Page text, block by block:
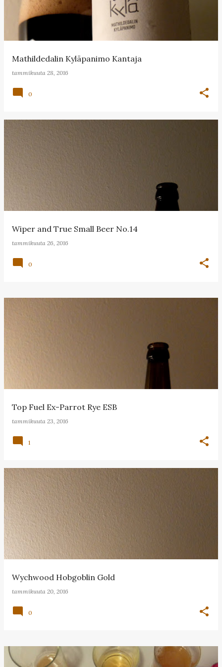
Mathildedalin Kyläpanimo Kantaja
tammikuuta 28, 2016
0
Wiper and True Small Beer No.14
tammikuuta 26, 2016
0
Top Fuel Ex-Parrot Rye ESB
tammikuuta 23, 2016
1
Wychwood Hobgoblin Gold
tammikuuta 20, 2016
0